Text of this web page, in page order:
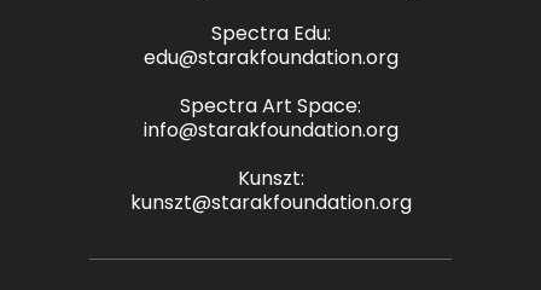
Spectra Edu:
edu@starakfoundation.org
Spectra Art Space:
info@starakfoundation.org
Kunszt:
kunszt@starakfoundation.org